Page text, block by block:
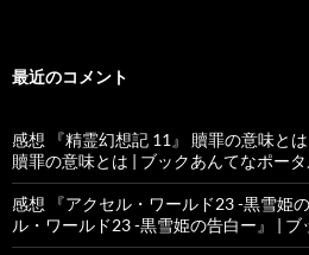
最近のコメント
感想 『精霊幻想記 11』 贖罪の意味とは
贖罪の意味とは | ブックあんてなポー
感想 『アクセル・ワールド23 -黒雪姫の
ル・ワールド23 -黒雪姫の告白ー』 |